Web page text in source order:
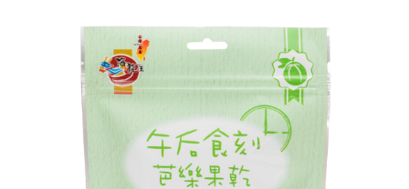
https://aftee.tw/terms/#terms3
３．未成年的使用者請事先徵得法定代理人或監護人之同意方可使用
「AFTEE先享後付」，若未經同意申辦者引起之損失，本公司不負相關責
４．使用「AFTEE先享後付」時，將依據個別帳號之用戶狀況，依本公司即
時審查核予不同之上限額度；若仍有額度不足之情形，本公司將視審查結果
請求用戶進行身份認證。
５．嚴禁一人註冊多個帳號或使用他人資訊註冊。若發現惡意使用之情形，
恩沛科技股份有限公司將有權停止該用戶之使用額度並採取法律行動。
每筆NT$65，滿NT$490(含以上)免運費
每筆NT$100，滿NT$790(含以上)免運費
付款後寶雅門市自取(由倉庫統一出貨)
每筆NT$80，滿NT$290(含以上)免運費